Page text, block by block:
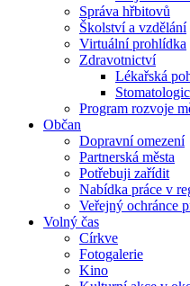
Správa hřbitovů
Školství a vzdělání
Virtuální prohlídka
Zdravotnictví
Lékařská
Program rozvoje
Občan
Dopravní omezení
Partnerská města
Potřebuji zařídit
Nabídka práce v
Veřejný ochránce
Volný čas
Církve
Fotogalerie
Kino